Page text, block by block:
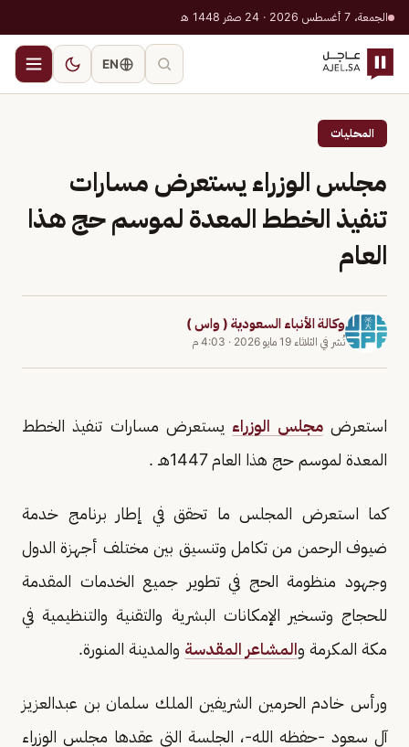
الجمعة، 7 أغسطس 2026 · 24 صفر 1448 هـ
EN
المحليات
مجلس الوزراء يستعرض مسارات
تنفيذ الخطط المعدة لموسم حج هذا
العام
وكالة الأنباء السعودية ( واس )
نُشر في الثلاثاء 19 مايو 2026 · 4:03 م
استعرضمجلس الوزراء يستعرض مسارات تنفيذ الخطط
المعدة لموسم حج هذا العام 1447هـ .
كما استعرض المجلس ما تحقق في إطار برنامج خدمة
ضيوف الرحمن من تكامل وتنسيق بين مختلف أجهزة الدول
وجهود منظومة الحج في تطوير جميع الخدمات المقدمة
للحجاج وتسخير الإمكانات البشرية والتقنية والتنظيمية في
مكة المكرمة والمشاعر المقدسة والمدينة المنورة.
ورأس خادم الحرمين الشريفين الملك سلمان بن عبدالعزيز
آل سعود -حفظه الله-، الجلسة التي عقدها مجلس الوزراء